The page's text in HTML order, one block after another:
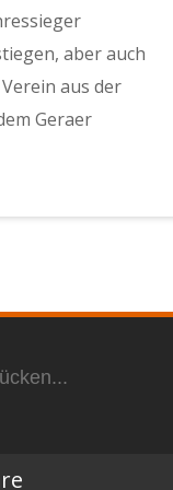
aber auch
aus der
Geraer